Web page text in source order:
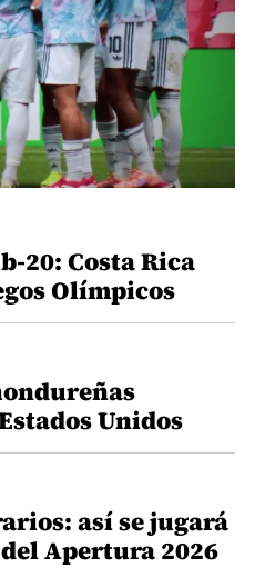
20: Costa Rica
Olímpicos
Unidos
así se jugará
Apertura 2026